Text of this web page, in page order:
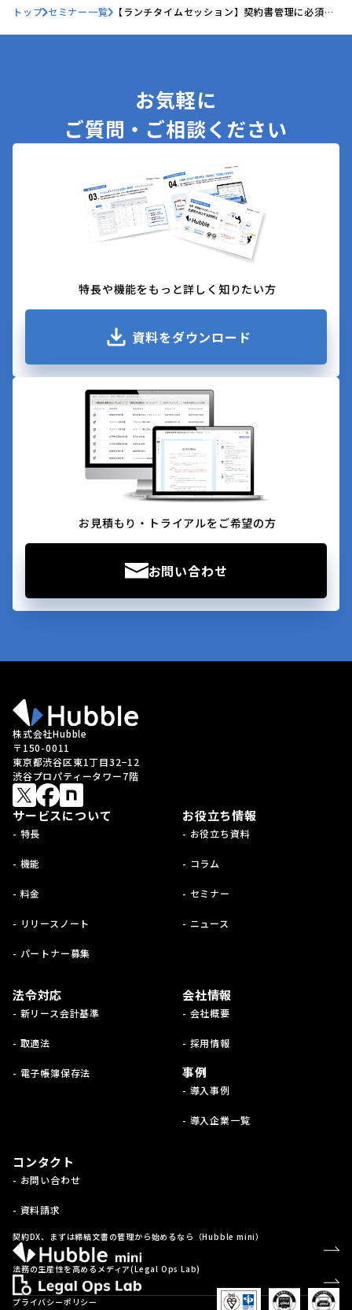
トップ セミナー一覧 【ランチタイムセッション】契約書管理に必須
お気軽に
ご質問・ご相談ください
特長や機能をもっと詳しく知りたい方
資料をダウンロード
お見積もり・トライアルをご希望の方
お問い合わせ
株式会社Hubble
〒150-0011
東京都渋谷区東1丁目32−12
渋谷プロパティータワー7階
サービスについて
- 特長
- 機能
- 料金
- リリースノート
- パートナー募集
お役立ち情報
- お役立ち資料
- コラム
- セミナー
- ニュース
法令対応
- 新リース会計基準
- 取適法
- 電子帳簿保存法
会社情報
- 会社概要
- 採用情報
事例
- 導入事例
- 導入企業一覧
コンタクト
- お問い合わせ
- 資料請求
契約DX、まずは締結文書の管理から始めるなら（Hubble mini）
法務の生産性を高めるメディア(Legal Ops Lab)
プライバシーポリシー